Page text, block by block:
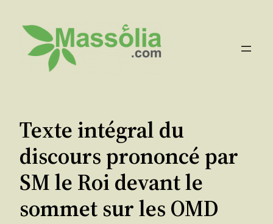
contenu
Texte intégral du
discours prononcé par
SM le Roi devant le
sommet sur les OMD